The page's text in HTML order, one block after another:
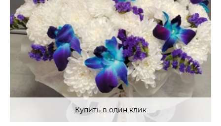
Купить в один клик